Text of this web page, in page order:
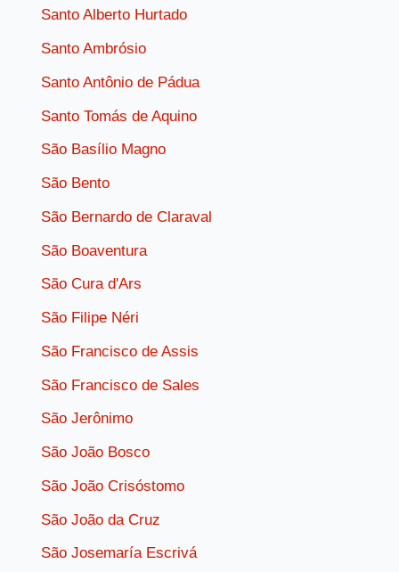
Santo Alberto Hurtado
Santo Ambrósio
Santo Antônio de Pádua
Santo Tomás de Aquino
São Basílio Magno
São Bento
São Bernardo de Claraval
São Boaventura
São Cura d'Ars
São Filipe Néri
São Francisco de Assis
São Francisco de Sales
São Jerônimo
São João Bosco
São João Crisóstomo
São João da Cruz
São Josemaría Escrivá